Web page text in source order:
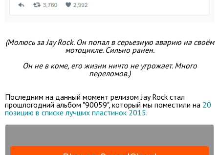
(Молюсь за Jay Rock. Он попал в серьезную аварию на своём
мотоцикле. Сильно ранен.
Он не в коме, его жизни ничто не угрожает. Много
переломов.)
Последним на данный момент релизом Jay Rock стал
прошлогодний альбом "90059", который мы поместили на 20
позицию в списке лучших пластинок 2015.